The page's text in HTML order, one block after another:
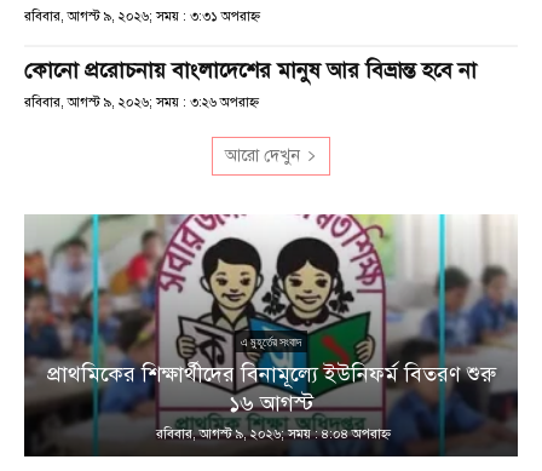
রবিবার, আগস্ট ৯, ২০২৬; সময় : ৩:৩১ অপরাহ্ণ
কোনো প্ররোচনায় বাংলাদেশের মানুষ আর বিভ্রান্ত হবে না
রবিবার, আগস্ট ৯, ২০২৬; সময় : ৩:২৬ অপরাহ্ণ
আরো দেখুন
এ মুহূর্তের সংবাদ
প্রাথমিকের শিক্ষার্থীদের বিনামূল্যে ইউনিফর্ম বিতরণ শুরু
১৬ আগস্ট
রবিবার, আগস্ট ৯, ২০২৬; সময় : ৪:০৪ অপরাহ্ণ